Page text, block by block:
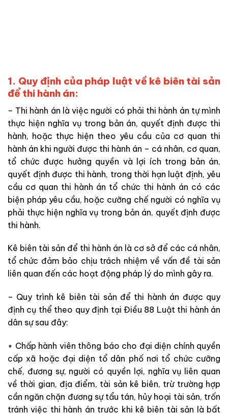
1. Quy định của pháp luật về kê biên tài sản
để thi hành án:
– Thi hành án là việc người có phải thi hành án tự mình
thực hiện nghĩa vụ trong bản án, quyết định được thi
hành, hoặc thực hiện theo yêu cầu của cơ quan thi
hành án khi người được thi hành án – cá nhân, cơ quan,
tổ chức được hưởng quyền và lợi ích trong bản án,
quyết định được thi hành, trong thời hạn luật định, yêu
cầu cơ quan thi hành án tổ chức thi hành án có các
biện pháp yêu cầu, hoặc cưỡng chế người có nghĩa vụ
phải thực hiện nghĩa vụ trong bản án, quyết định được
thi hành.
Kê biên tài sản để thi hành án là cơ sở để các cá nhân,
tổ chức đảm bảo chịu trách nhiệm về vấn đề tài sản
liên quan đến các hoạt động pháp lý do mình gây ra.
– Quy trình kê biên tài sản để thi hành án được quy
định cụ thể theo quy định tại Điều 88 Luật thi hành án
dân sự sau đây:
+ Chấp hành viên thông báo cho đại diện chính quyền
cấp xã hoặc đại diện tổ dân phố nơi tổ chức cưỡng
chế, đương sự, người có quyền lợi, nghĩa vụ liên quan
về thời gian, địa điểm, tài sản kê biên, trừ trường hợp
cần ngăn chặn đương sự tẩu tán, hủy hoại tài sản, trốn
tránh việc thi hành án trước khi kê biên tài sản là bất